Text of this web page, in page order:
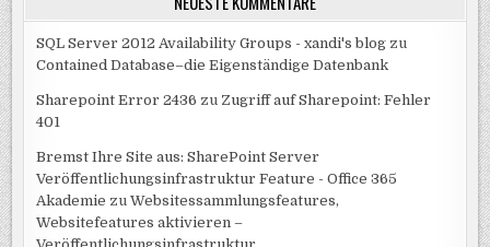
SQL Server 2012 Availability Groups - xandi's blog zu
Contained Database–die Eigenständige Datenbank
Sharepoint Error 2436 zu Zugriff auf Sharepoint: Fehler
401
Bremst Ihre Site aus: SharePoint Server
Veröffentlichungsinfrastruktur Feature - Office 365
Akademie zuWebsitessammlungsfeatures,
Websitefeatures aktivieren –